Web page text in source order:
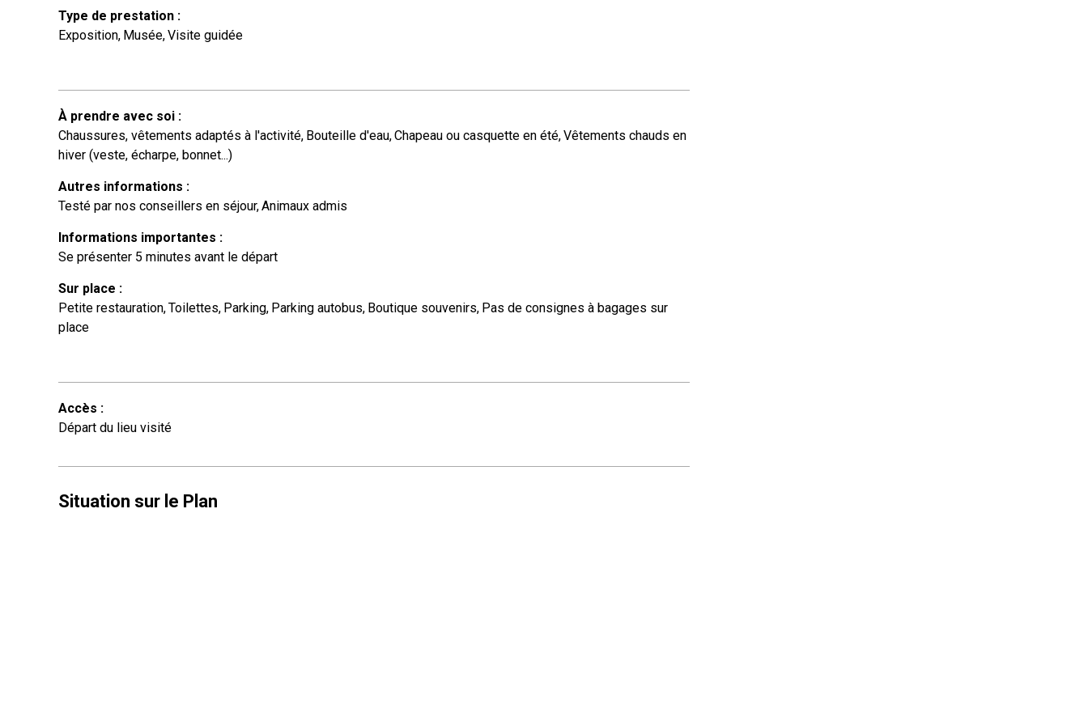
Type de prestation :
Exposition Musée Visite guidée
À prendre avec soi :
Chaussures, vêtements adaptés à l'activité Bouteille d'eau Chapeau ou casquette en été Vêtements chauds en
hiver (veste, écharpe, bonnet...)
Autres informations :
Testé par nos conseillers en séjour Animaux admis
Informations importantes :
Se présenter 5 minutes avant le départ
Sur place :
Petite restauration Toilettes Parking Parking autobus Boutique souvenirs Pas de consignes à bagages sur
place
Accès :
Départ du lieu visité
Situation sur le Plan